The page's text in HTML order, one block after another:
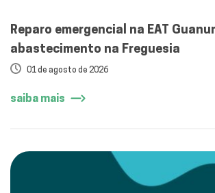
Reparo emergencial na EAT
abastecimento na Freguesia
01 de agosto de 2026
saiba mais